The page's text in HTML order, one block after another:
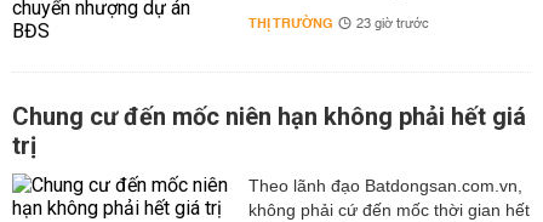
THỊ TRƯỜNG 23 giờ trước
Chung cư đến mốc niên hạn không phải hết giá
trị
Theo lãnh đạo Batdongsan.com.vn,
không phải cứ đến mốc thời gian hết